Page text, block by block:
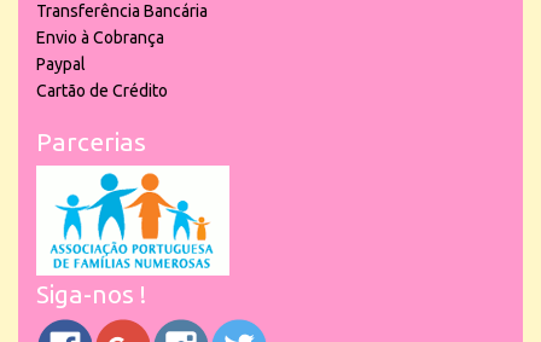
Transferência Bancária
Envio à Cobrança
Paypal
Cartão de Crédito
Parcerias
Siga-nos !